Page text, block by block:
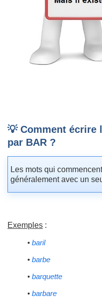
💡 Comment écrire
par BAR ?
Les mots qui
généralement avec un
Exemples :
• baril
• barbe
• barquette
• barbare